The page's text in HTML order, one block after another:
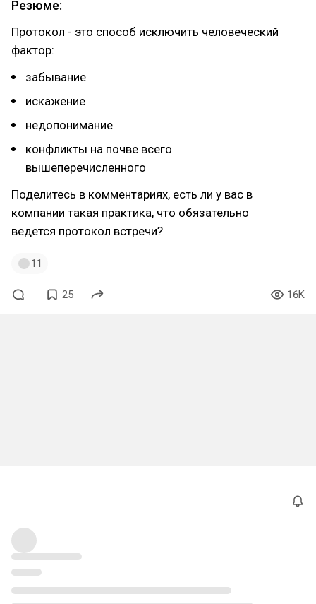
Резюме:
Протокол - это способ исключить человеческий
фактор:
забывание
искажение
недопонимание
конфликты на почве всего
вышеперечисленного
Поделитесь в комментариях, есть ли у вас в
компании такая практика, что обязательно
ведется протокол встречи?
11
25 16K